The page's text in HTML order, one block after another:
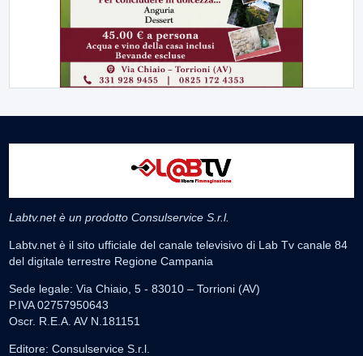
Labtv.net è un prodotto Consulservice S.r.l.
Labtv.net è il sito ufficiale del canale televisivo di Lab Tv canale 84
del digitale terrestre Regione Campania
Sede legale: Via Chiaio, 5 - 83010 – Torrioni (AV)
P.IVA 02757950643
Oscr. R.E.A. AV N.181151
Editore: Consulservice S.r.l.